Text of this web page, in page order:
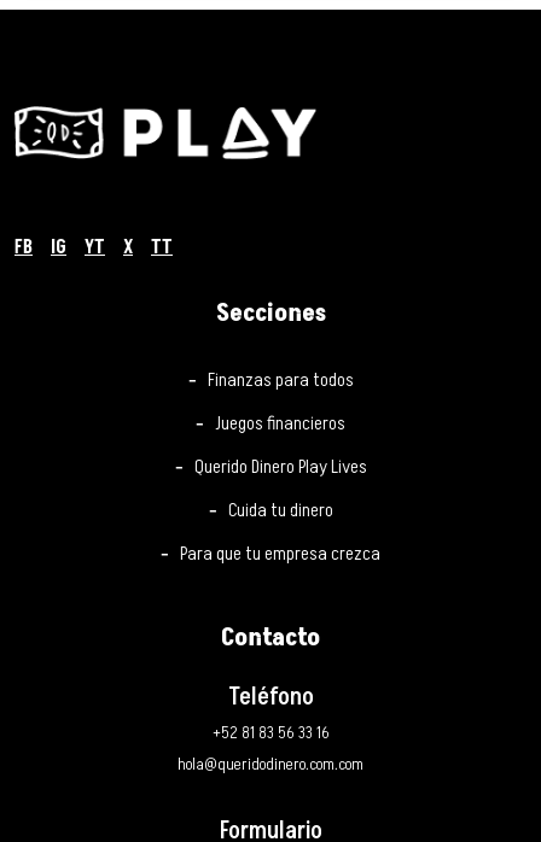
FB IG YT X TT
Secciones
Finanzas para todos
Juegos financieros
Querido Dinero Play Lives
Cuida tu dinero
Para que tu empresa crezca
Contacto
Teléfono
+52 81 83 56 33 16
hola@queridodinero.com.com
Formulario